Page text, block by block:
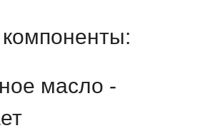
масло -